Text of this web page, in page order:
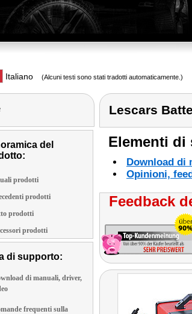
Italiano (Alcuni testi sono stati tradotti automaticamente.)
del
prodotti
prodotti
prodotti
prodotti
di supporto:
di manuali, driver,
frequenti sulla
Lescars
Elementi di
Download di
Opinioni,
Feedback